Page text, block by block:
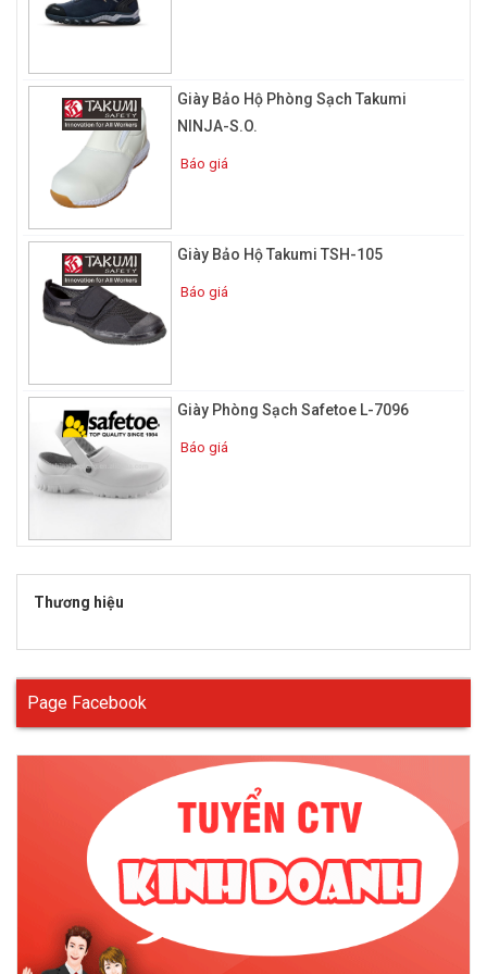
2. Đặc điểm và tính năng của giày
bảo hộ phòng sạch
Giày Bảo Hộ Phòng Sạch Takumi
NINJA-S.O.
Báo giá
Giày Bảo Hộ Takumi TSH-105
Báo giá
Giày Phòng Sạch Safetoe L-7096
Báo giá
Thương hiệu
Page Facebook